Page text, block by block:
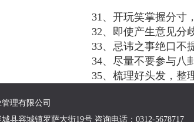
31、开玩笑掌握分寸
32、即使产生意见分
33、忌讳之事绝口不
34、尽量不要参与八
35、梳理好头发，整
理有限公司
县容城镇罗萨大街19号 咨询电话：0312-5678717